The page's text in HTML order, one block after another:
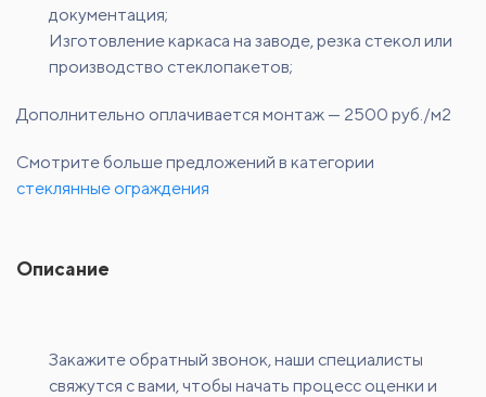
документация;
Изготовление каркаса на заводе, резка стекол или
производство стеклопакетов;
Дополнительно оплачивается монтаж — 2500 руб./м2
Смотрите больше предложений в категории
стеклянные ограждения
Описание
Закажите обратный звонок, наши специалисты
свяжутся с вами, чтобы начать процесс оценки и